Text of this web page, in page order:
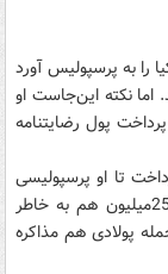
را به پرسپولیس آورد
اما نکته این‌جاست او
پول رضایتنامه
پرداخت تا او پرسپولیسی
شود. او برای پرداخت این پول چک‌وچانه هم نزد. 250میلیون هم به خاطر
پولادی هم مذاکره